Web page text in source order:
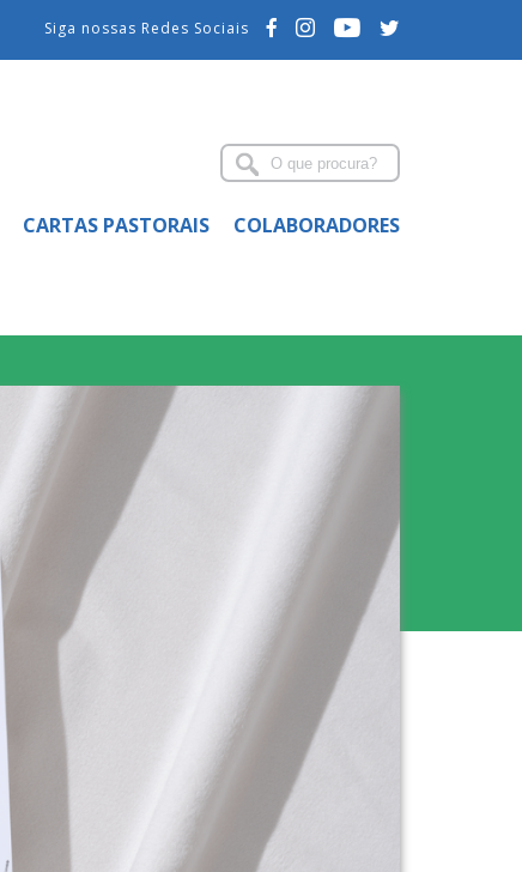
Siga nossas Redes Sociais
CARTAS PASTORAIS COLABORADORES